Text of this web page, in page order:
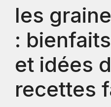
les
:
et idées
recettes